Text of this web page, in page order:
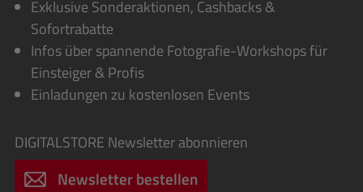
Exklusive Sonderaktionen, Cashbacks &
Sofortrabatte
Infos über spannende Fotografie-Workshops für
Einsteiger & Profis
Einladungen zu kostenlosen Events
DIGITALSTORE Newsletter abonnieren
Newsletter bestellen